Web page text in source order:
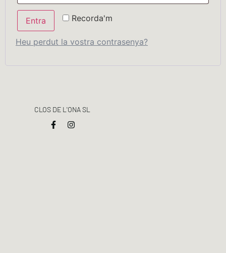
Recorda'm
Entra
Heu perdut la vostra contrasenya?
CLOS DE L'ONA SL